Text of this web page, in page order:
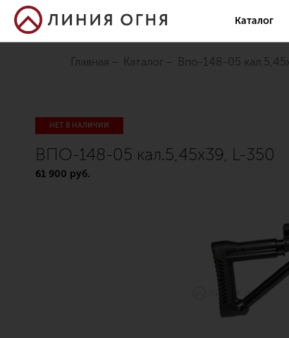
Каталог
Главная Каталог впо-148-05
НЕТ В НАЛИЧИИ
ВПО-148-05 кал.5,45х39, L-350
61 900 руб.